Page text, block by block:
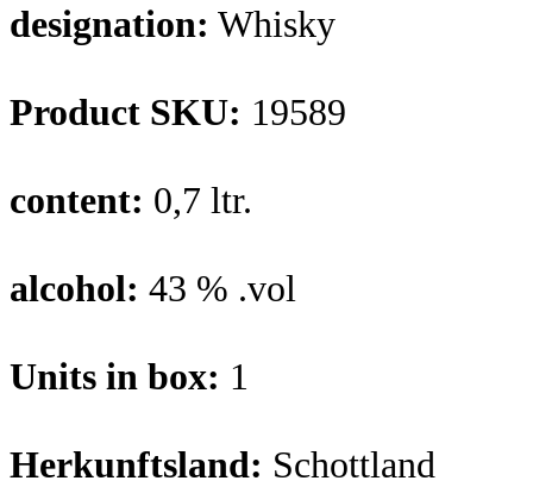
designation: Whisky
Product SKU: 19589
content: 0,7 ltr.
alcohol: 43 % .vol
Units in box: 1
Herkunftsland: Schottland